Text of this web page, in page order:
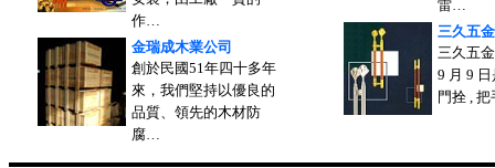
作…
金瑞成木業公司
創於民國51年四十多年
來，我們堅持以優良的
品質、領先的木材防
腐…
雷…
三久五金
三久五
9 月 9
門拴 ,